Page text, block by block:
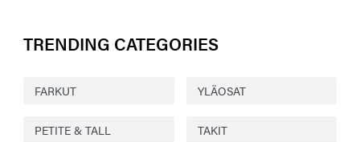
TRENDING CATEGORIES
FARKUT YLÄOSAT
PETITE & TALL TAKIT